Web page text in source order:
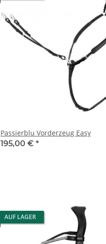
Passierblu Vorderzeug Easy
195,00 € *
AUF LAGER